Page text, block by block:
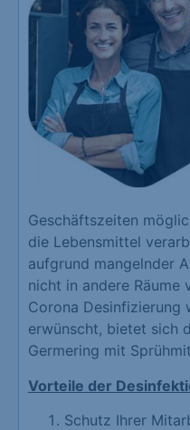
Geschäftszeiten
die Lebensmittel
aufgrund mangelnder
nicht in andere Räume
Corona Desinfizierung
erwünscht, bietet sich
Germering mit
Vorteile der
Schutz Ihrer